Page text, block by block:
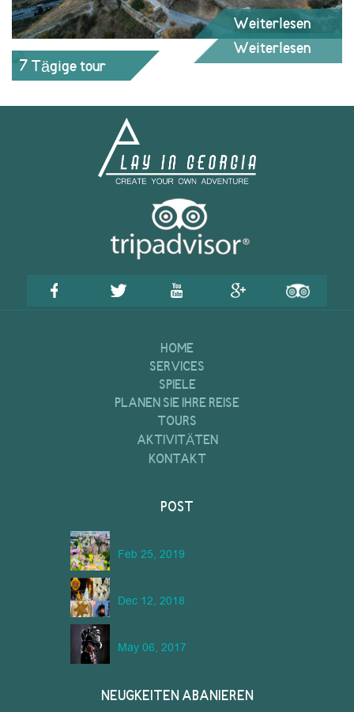
Weiterlesen
7 Tägige tour
Weiterlesen
HOME
SERVICES
SPIELE
PLANEN SIE IHRE REISE
TOURS
AKTIVITÄTEN
KONTAKT
POST
Feb 25, 2019
Dec 12, 2018
May 06, 2017
NEUGKEITEN ABANIEREN